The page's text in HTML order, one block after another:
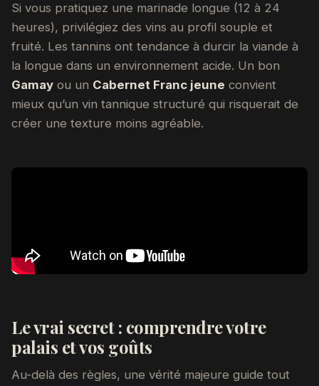
Si vous pratiquez une marinade longue (12 à 24
heures), privilégiez des vins au profil souple et
fruité. Les tannins ont tendance à durcir la viande à
la longue dans un environnement acide. Un bon
Gamay ou un Cabernet Franc jeune convient
mieux qu’un vin tannique structuré qui risquerait de
créer une texture moins agréable.
Le vrai secret : comprendre votre
palais et vos goûts
Au-delà des règles, une vérité majeure guide tout